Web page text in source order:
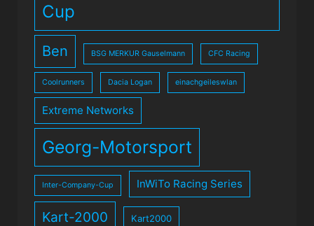
Cup
Ben BSG MERKUR Gauselmann CFC Racing
Coolrunners Dacia Logan einachgeileswlan
Extreme Networks
Georg-Motorsport
Inter-Company-Cup InWiTo Racing Series
Kart-2000 Kart2000